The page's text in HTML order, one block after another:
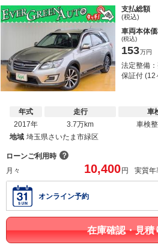
支払総額
(税込)
車両本体
(税込)
153万円
法定整備
保証付 (12
年式
2017年
走行
3.7万km
車
車検
地域 埼玉県さいたま市緑区
ローンご利用時 ？
月々
10,400 円 実質年
オンライン予約
在庫確認・見積